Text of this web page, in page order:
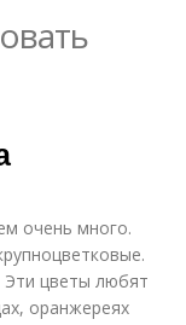
очень много.
Эти цветы любят
оранжереях